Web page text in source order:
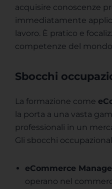
acquisire conoscenze
immediatamente
lavoro. È pratico e
competenze del mondo
Sbocchi
La formazione come
la porta a una vasta
professionali in un
Gli sbocchi
eCommerce
operano nel